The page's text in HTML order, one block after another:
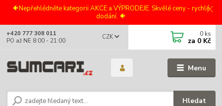
🐠Nepřehlédněte kategorii AKCE a VÝPRODEJE. Skvělé ceny - rychlé
dodání. 🐠
Menu
CZK
Hledat
+420 777 308 011
PO až NE 8:00 - 21:00
0 ks
za 0 Kč